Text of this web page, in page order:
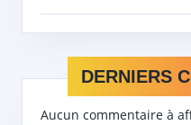
DERNIERS
Aucun commentaire à